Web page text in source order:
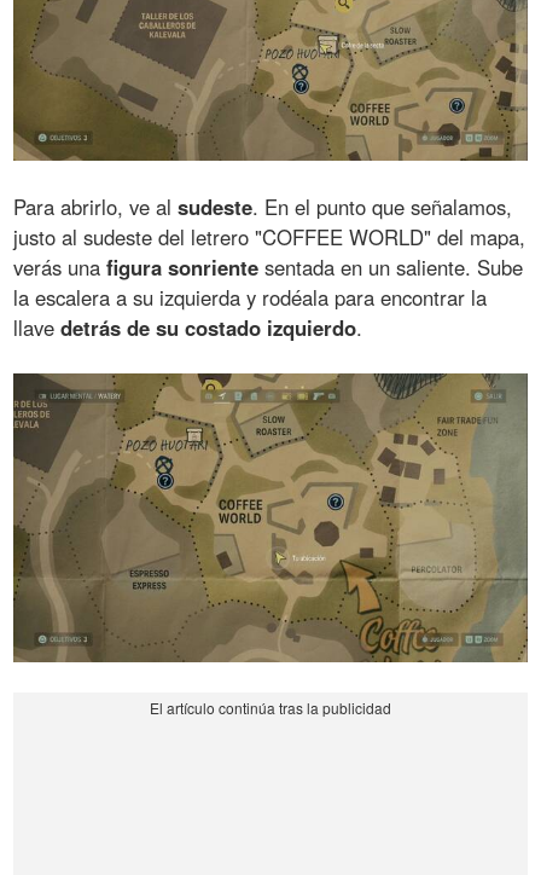
Para abrirlo, ve alsudeste. En el punto que señalamos,
justo al sudeste del letrero "COFFEE WORLD" del mapa,
verás unafigura sonriente sentada en un saliente. Sube
la escalera a su izquierda y rodéala para encontrar la
llavedetrás de su costado izquierdo.